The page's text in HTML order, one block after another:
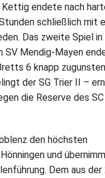
endete nach
schließlich mit
Das zweite Spiel in
SV Mendig-Mayen
6 knapp
der SG Trier II –
die Reserve des SC
den höchsten
und
Dem aus der